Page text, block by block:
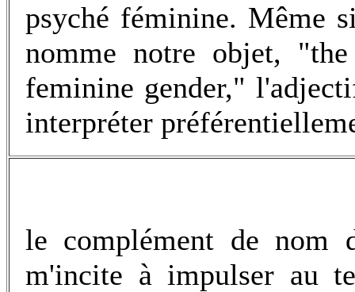
psyché féminine. Même
nomme notre objet,
feminine gender,"
interpréter
le complément de nom
m'incite à impulser au